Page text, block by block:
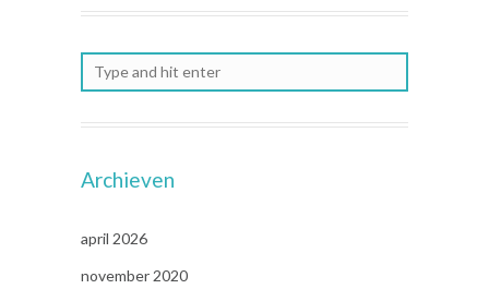
Archieven
april 2026
november 2020